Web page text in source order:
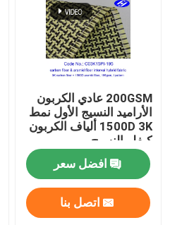
مكافحة ساكنة النسيج
الأقمشة المركبة
أدوات الصناعة
نسيج عاكس للحريق
200GSM عادي الكربون
الأراميد النسيج الأول نمط
1500D 3K ألياف الكربون
كيفلر النسيج
افضل سعر
اتصل بنا